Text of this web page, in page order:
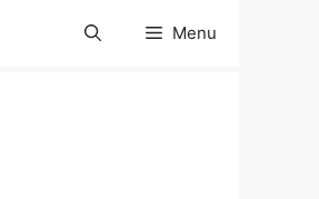
Menu